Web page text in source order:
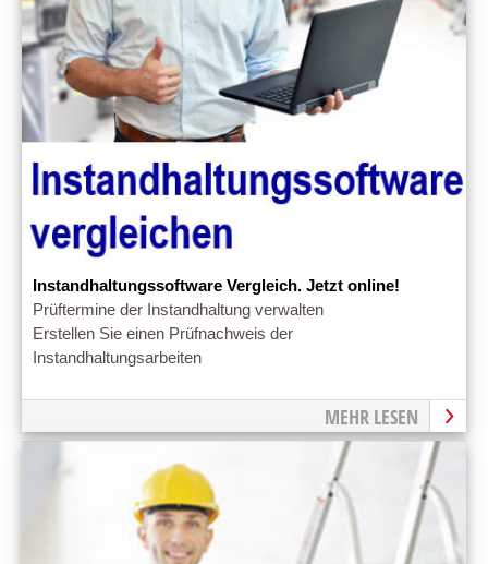
Instandhaltungssoftware Vergleich. Jetzt online!
Prüftermine der Instandhaltung verwalten
Erstellen Sie einen Prüfnachweis der
Instandhaltungsarbeiten
MEHR LESEN